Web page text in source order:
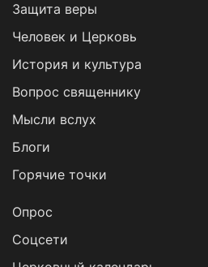
Защита веры
Человек и Церковь
История и культура
Вопрос священнику
Мысли вслух
Блоги
Горячие точки
Опрос
Cоцсети